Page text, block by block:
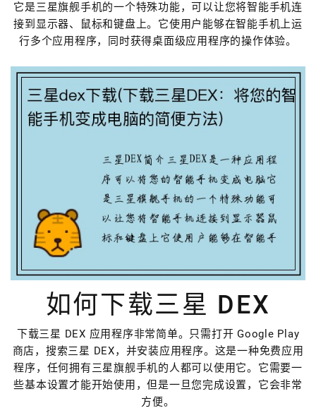
它是三星旗舰手机的一个特殊功能，可以让您将智能手机连
接到显示器、鼠标和键盘上。它使用户能够在智能手机上运
行多个应用程序，同时获得桌面级应用程序的操作体验。
如何下载三星 DEX
下载三星 DEX 应用程序非常简单。只需打开 Google Play
商店，搜索三星 DEX，并安装应用程序。这是一种免费应用
程序，任何拥有三星旗舰手机的人都可以使用它。它需要一
些基本设置才能开始使用，但是一旦您完成设置，它会非常
方便。